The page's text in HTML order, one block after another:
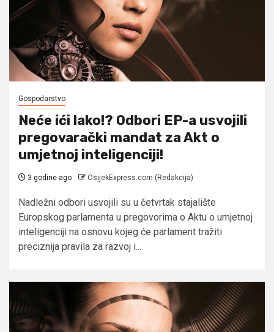
Gospodarstvo
Neće ići lako!? Odbori EP-a usvojili
pregovarački mandat za Akt o
umjetnoj inteligenciji!
3 godine ago OsijekExpress.com (Redakcija)
Nadležni odbori usvojili su u četvrtak stajalište
Europskog parlamenta u pregovorima o Aktu o umjetnoj
inteligenciji na osnovu kojeg će parlament tražiti
preciznija pravila za razvoj i...